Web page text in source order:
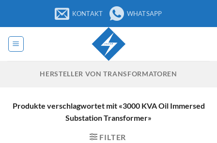
springen
KONTAKT WHATSAPP
HERSTELLER VON TRANSFORMATOREN
Produkte verschlagwortet mit «3000 KVA Oil Immersed
Substation Transformer»
FILTER